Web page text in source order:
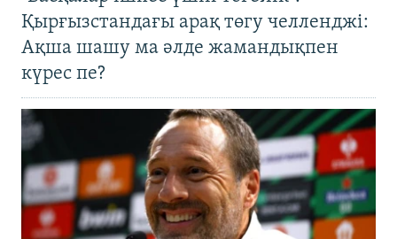
Қырғызстандағы арақ төгу челленджі:
Ақша шашу ма әлде жамандықпен
күрес пе?